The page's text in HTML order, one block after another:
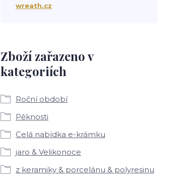
Zboží zařazeno v
kategoriích
Roční období
Pěknosti
Celá nabídka e-krámku
jaro & Velikonoce
z keramiky & porcelánu & polyresinu
wreath.cz